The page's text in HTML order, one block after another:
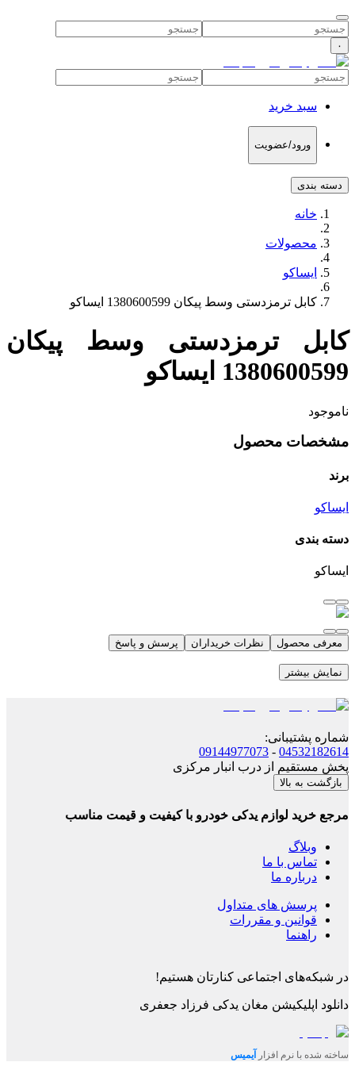
۰
سبد خرید
ورود/عضویت
دسته بندی
خانه
محصولات
ایساکو
کابل ترمزدستی وسط پیکان 1380600599 ایساکو
کابل ترمزدستی وسط پیکان
1380600599 ایساکو
ناموجود
مشخصات محصول
برند
ایساکو
دسته بندی
ایساکو
معرفی محصول نظرات خریداران پرسش و پاسخ
نمایش بیشتر
شماره پشتیبانی:
04532182614
-
09144977073
پخش مستقیم از درب انبار مرکزی
بازگشت به بالا
مرجع خرید لوازم یدکی خودرو با کیفیت و قیمت مناسب
وبلاگ
تماس با ما
درباره ما
پرسش های متداول
قوانین و مقررات
راهنما
در شبکه‌های اجتماعی کنارتان هستیم!
دانلود اپلیکیشن مغان یدکی فرزاد جعفری
ساخته شده با نرم افزار آیمیس